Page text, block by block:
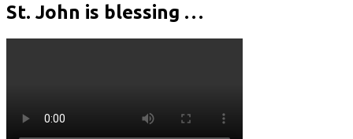
St. John is blessing …